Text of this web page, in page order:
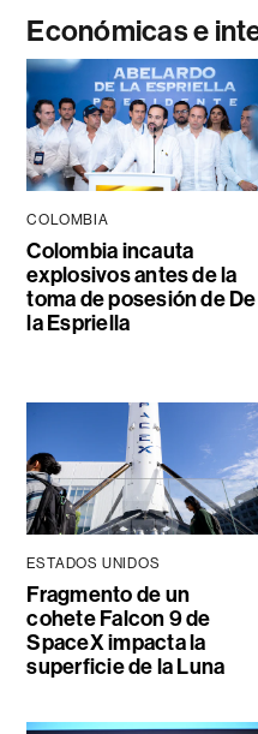
Económicas e
COLOMBIA
Colombia incauta
explosivos antes de la
toma de posesión de De
la Espriella
ESTADOS UNIDOS
Fragmento de un
cohete Falcon 9 de
SpaceX impacta la
superficie de la Luna